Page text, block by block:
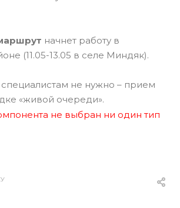
начнет работу в
(11.05-13.05 в селе Миндяк).
специалистам не нужно – прием
«живой очереди».
не выбран ни один тип